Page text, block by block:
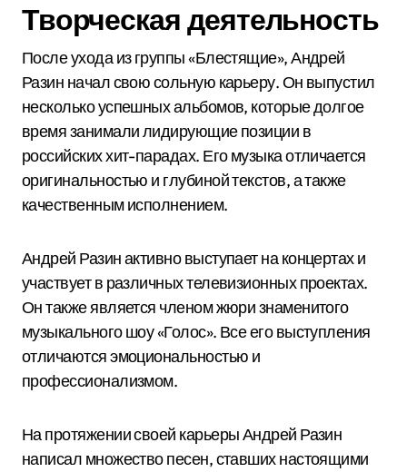
Творческая деятельность
После ухода из группы «Блестящие», Андрей
Разин начал свою сольную карьеру. Он выпустил
несколько успешных альбомов, которые долгое
время занимали лидирующие позиции в
российских хит-парадах. Его музыка отличается
оригинальностью и глубиной текстов, а также
качественным исполнением.
Андрей Разин активно выступает на концертах и
участвует в различных телевизионных проектах.
Он также является членом жюри знаменитого
музыкального шоу «Голос». Все его выступления
отличаются эмоциональностью и
профессионализмом.
На протяжении своей карьеры Андрей Разин
написал множество песен, ставших настоящими